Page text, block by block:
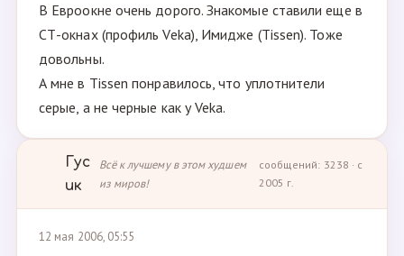
В Евроокне очень дорого. Знакомые ставили еще в
СТ-окнах (профиль Veka), Имидже (Tissen). Тоже
довольны.
А мне в Tissen понравилось, что уплотнители
серые, а не черные как у Veka.
Гус
ик
Всё к лучшему в этом худшем
из миров!
сообщений: 3238 · с
2005 г.
12 мая 2006, 05:55